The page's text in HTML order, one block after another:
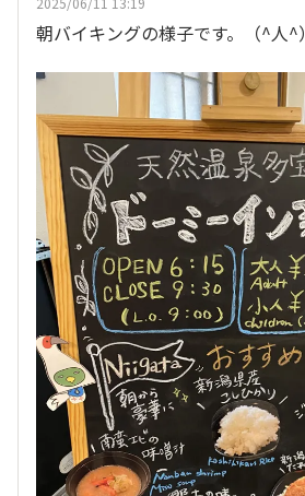
朝バイキングの様子です。（^人^）